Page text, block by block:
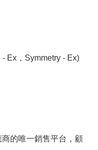
Ex，Symmetry - Ex)
的唯一銷售平台，顧